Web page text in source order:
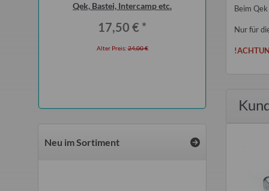
Beim
Nur für
Qek, Bastei, Intercamp etc.
17,50 € *
Alter Preis:24,00 €
Neu im Sortiment